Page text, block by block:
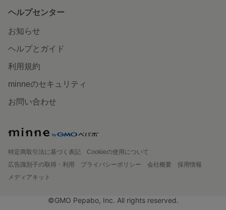
ヘルプセンター
お知らせ
ヘルプとガイド
利用規約
minneのセキュリティ
お問い合わせ
特定商取引法に基づく表記
Cookieの使用について
広告識別子の取得・利用
プライバシーポリシー 会社概要
採用情報
メディアキット
©GMO Pepabo, Inc. All rights reserved.